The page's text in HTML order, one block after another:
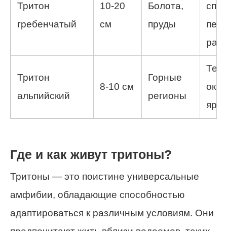
Тритон
гребенчатый
10-20
см
Болота,
пруды
Тритон
альпийский
8-10 см
Горные
регионы
Где и как живут тритоны?
Тритоны — это поистине универсальные
амфибии, обладающие способностью
адаптироваться к различным условиям. Они